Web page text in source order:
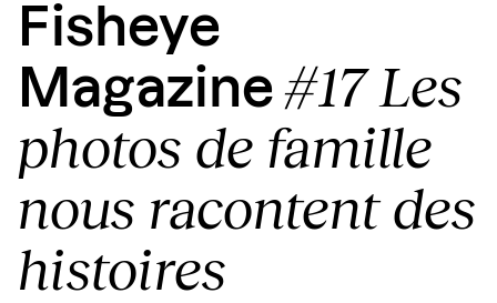
Fisheye
Magazine #17 Les
photos de famille
nous racontent des
histoires